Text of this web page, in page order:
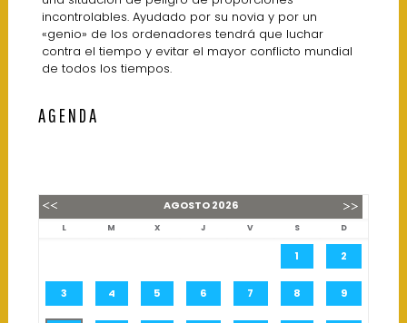
incontrolables. Ayudado por su novia y por un
«genio» de los ordenadores tendrá que luchar
contra el tiempo y evitar el mayor conflicto mundial
de todos los tiempos.
AGENDA
AGOSTO2026
L M X J V S D
1 2
3 4 5 6 7 8 9